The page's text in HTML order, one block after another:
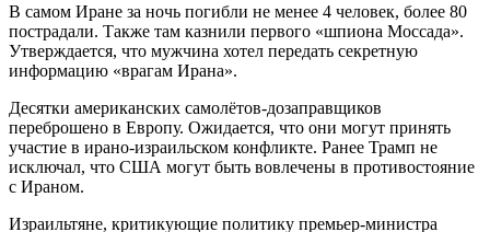
В самом Иране за ночь погибли не менее 4 человек, более 80
пострадали. Также там казнили первого «шпиона Моссада».
Утверждается, что мужчина хотел передать секретную
информацию «врагам Ирана».
Десятки американских самолётов-дозаправщиков
переброшено в Европу. Ожидается, что они могут принять
участие в ирано-израильском конфликте. Ранее Трамп не
исключал, что США могут быть вовлечены в противостояние
с Ираном.
Израильтяне, критикующие политику премьер-министра